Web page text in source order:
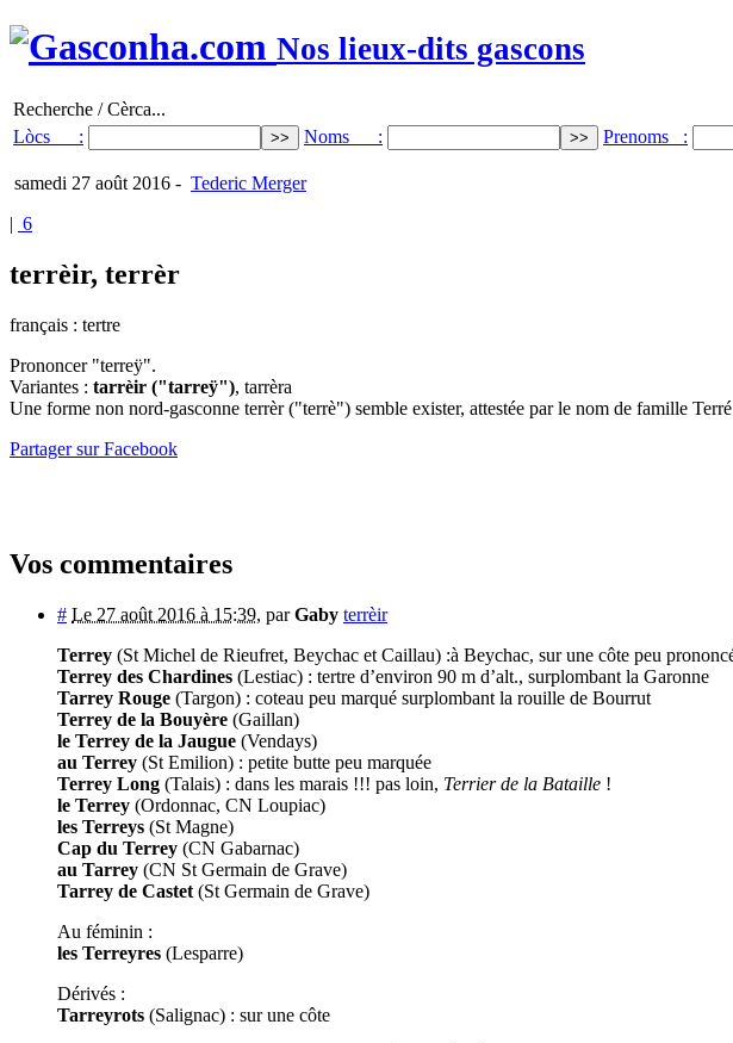
Nos lieux-dits gascons
Recherche / Cèrca...
Lòcs :
Noms : Prenoms :
samedi 27 août 2016 - Tederic Merger
| 6
terrèir, terrèr
français : tertre
Prononcer "terreÿ".
Variantes : tarrèir ("tarreÿ"), tarrèra
Une forme non nord-gasconne terrèr ("terrè") semble exister, attestée par le nom de famille
Partager sur Facebook
Vos commentaires
# Le 27 août 2016 à 15:39, parGaby terrèir
Terrey (St Michel de Rieufret, Beychac et Caillau) :à Beychac, sur une côte peu
Terrey des Chardines (Lestiac) : tertre d’environ 90 m d’alt., surplombant la Garonne
Tarrey Rouge (Targon) : coteau peu marqué surplombant la rouille de Bourrut
Terrey de la Bouyère (Gaillan)
le Terrey de la Jaugue (Vendays)
au Terrey (St Emilion) : petite butte peu marquée
Terrey Long (Talais) : dans les marais !!! pas loin, Terrier de la Bataille !
le Terrey (Ordonnac, CN Loupiac)
les Terreys (St Magne)
Cap du Terrey (CN Gabarnac)
au Tarrey (CN St Germain de Grave)
Tarrey de Castet (St Germain de Grave)
Au féminin :
les Terreyres (Lesparre)
Dérivés :
Tarreyrots (Salignac) : sur une côte